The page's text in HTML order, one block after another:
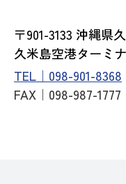
〒901-3133 沖縄県
久米島空港ターミ
TEL｜098-901-8368
FAX｜098-987-1777